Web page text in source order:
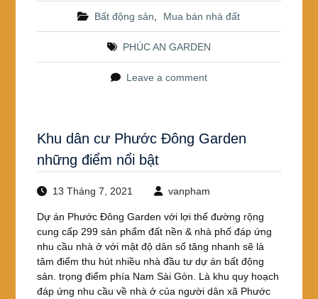
b
o
er
e
st
ar
Bất động sản Mua bán nhà đất
PHÚC AN GARDEN
Leave a comment
Khu dân cư Phước Đông Garden
những điểm nổi bật
13 Tháng 7, 2021 vanpham
Dự án Phước Đông Garden với lợi thế đường rộng
cung cấp 299 sản phẩm đất nền & nhà phố đáp ứng
nhu cầu nhà ở với mật độ dân số tăng nhanh sẽ là
tâm điểm thu hút nhiều nhà đầu tư dự án bất động
sản. trọng điểm phía Nam Sài Gòn. Là khu quy hoạch
đáp ứng nhu cầu về nhà ở của người dân xã Phước